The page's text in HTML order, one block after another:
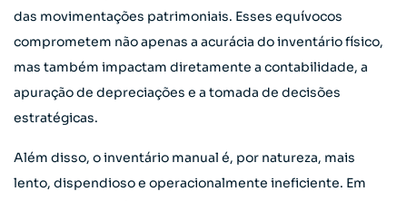
das movimentações patrimoniais. Esses equívocos
comprometem não apenas a acurácia do inventário físico,
mas também impactam diretamente a contabilidade, a
apuração de depreciações e a tomada de decisões
estratégicas.
Além disso, o inventário manual é, por natureza, mais
lento, dispendioso e operacionalmente ineficiente. Em